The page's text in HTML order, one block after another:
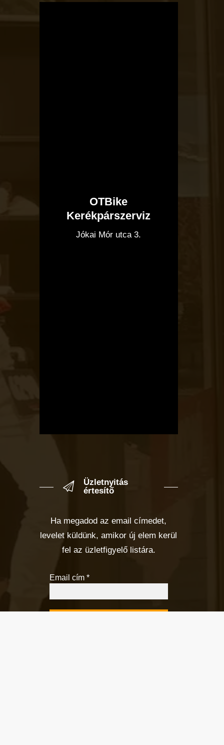
OTBike
Kerékpárszerviz
Jókai Mór utca 3.
Üzletnyitás
értesítő
Ha megadod az email címedet,
levelet küldünk, amikor új elem kerül
fel az üzletfigyelő listára.
Email cím *